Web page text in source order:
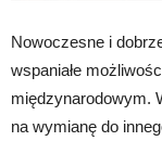
Nowoczesne i
wspaniałe
międzynarodowym.
na wymianę do